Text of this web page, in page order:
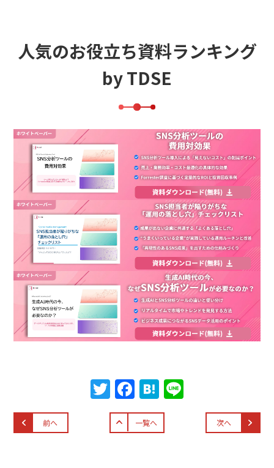
人気のお役立ち資料ランキング
by TDSE
T
w
itt
F
a
c
H
at
e
前へ 一覧へ 次へ